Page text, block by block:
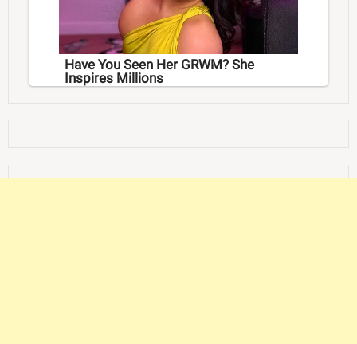
Have You Seen Her GRWM? She
Inspires Millions